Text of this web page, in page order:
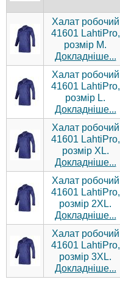
Халат робочий
41601 LahtiPro,
розмір M.
Докладніше...
Халат робочий
41601 LahtiPro,
розмір L.
Докладніше...
Халат робочий
41601 LahtiPro,
розмір XL.
Докладніше...
Халат робочий
41601 LahtiPro,
розмір 2XL.
Докладніше...
Халат робочий
41601 LahtiPro,
розмір 3XL.
Докладніше...